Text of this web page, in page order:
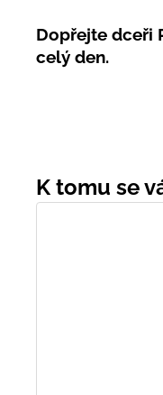
Dopřejte dceři
celý den.